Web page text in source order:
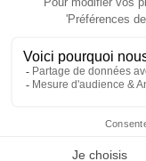
Description